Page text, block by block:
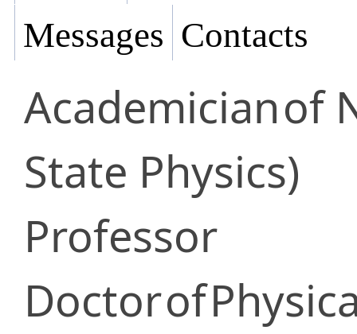
Messages Contacts
Academicianof
State Physics)
Professor
Doctorof